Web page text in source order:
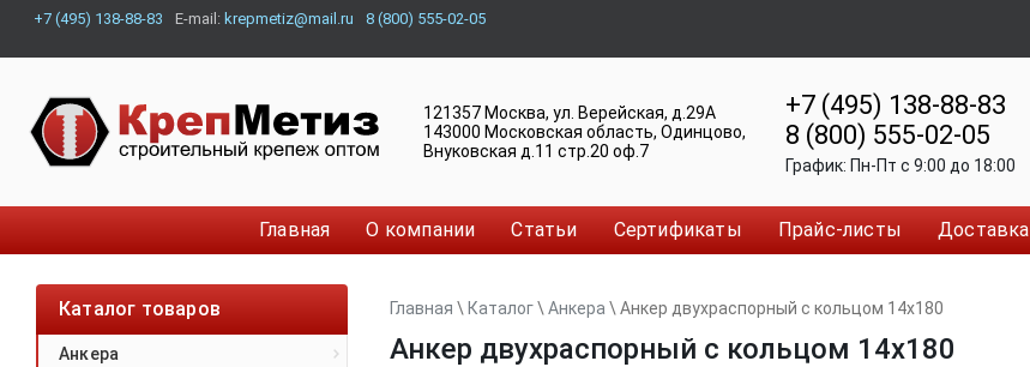
+7 (495) 138-88-83 E-mail: krepmetiz@mail.ru 8 (800) 555-02-05
121357 Москва, ул. Верейская, д.29А
143000 Московская область, Одинцово,
Внуковская д.11 стр.20 оф.7
+7 (495) 138-88-83
8 (800) 555-02-05
График: Пн-Пт c 9:00 до 18:00
Главная О компании Статьи Сертификаты Прайс-листы Доставка
Каталог товаров
Анкера
Главная \ Каталог\ Анкера \ Анкер двуxраспорный с кольцом 14x180
Анкер двуxраспорный с кольцом 14x180